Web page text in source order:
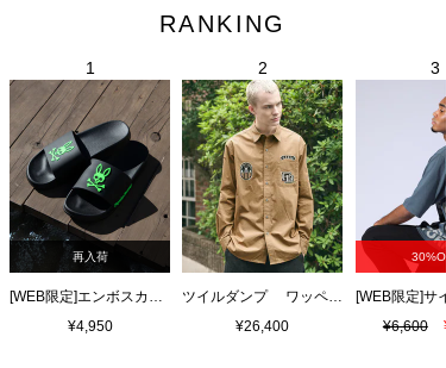
RANKING
再入荷
[WEB限定]エンボスカラーロゴ シャワーサンダル
¥4,950
ツイルダンプ ワッペン刺繍ワッシャーシャツ
¥26,400
¥6,600